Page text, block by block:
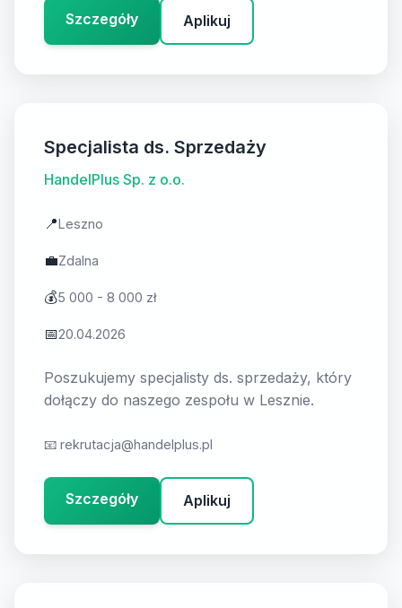
Szczegóły Aplikuj
Specjalista ds. Sprzedaży
HandelPlus Sp. z o.o.
📍Leszno
💼Zdalna
💰5 000 - 8 000 zł
📅20.04.2026
Poszukujemy specjalisty ds. sprzedaży, który
dołączy do naszego zespołu w Lesznie.
📧 rekrutacja@handelplus.pl
Szczegóły Aplikuj